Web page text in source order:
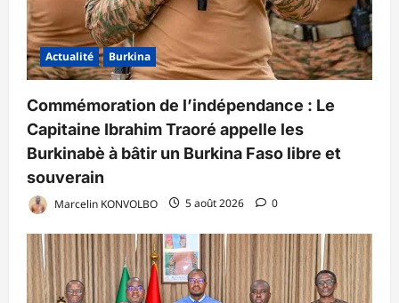
Actualité Burkina
Commémoration de l’indépendance : Le
Capitaine Ibrahim Traoré appelle les
Burkinabè à bâtir un Burkina Faso libre et
souverain
Marcelin KONVOLBO 5 août 2026 0